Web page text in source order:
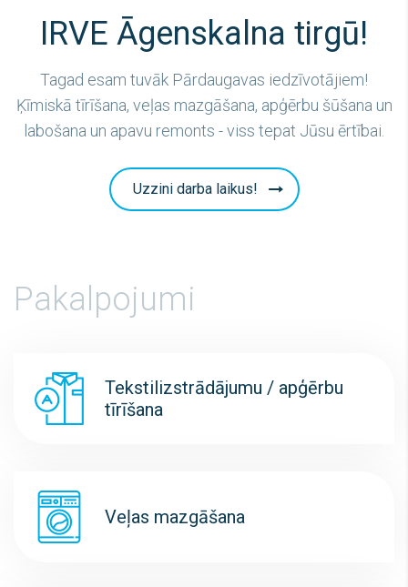
IRVE Āgenskalna tirgū!
Tagad esam tuvāk Pārdaugavas iedzīvotājiem!
Ķīmiskā tīrīšana, veļas mazgāšana, apģērbu šūšana un
labošana un apavu remonts - viss tepat Jūsu ērtībai.
Uzzini darba laikus!
Pakalpojumi
Tekstilizstrādājumu / apģērbu
tīrīšana
Veļas mazgāšana